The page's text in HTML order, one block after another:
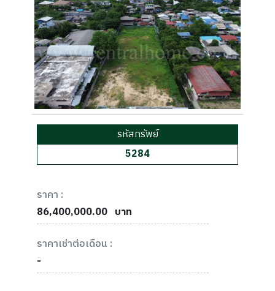
รหัสทรัพย์
5284
ราคา :
86,400,000.00 บาท
ราคาเช่าต่อเดือน :
-